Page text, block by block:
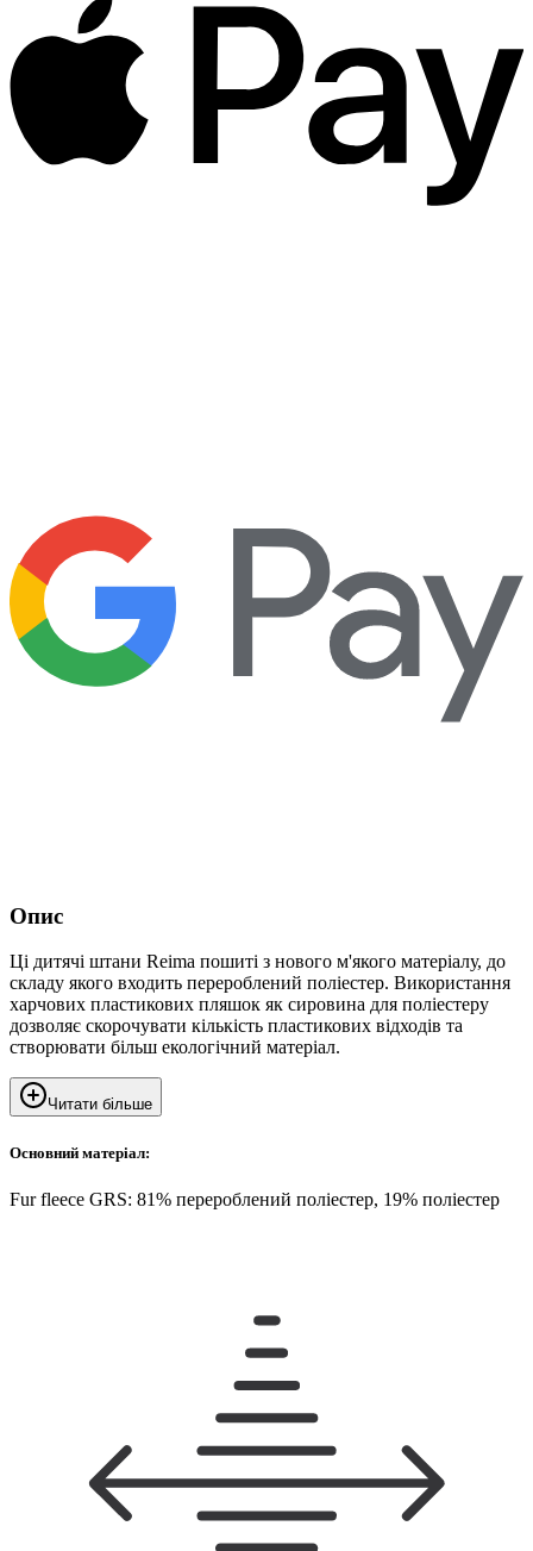
Опис
Ці дитячі штани Reima пошиті з нового м'якого матеріалу, до
складу якого входить перероблений поліестер. Використання
харчових пластикових пляшок як сировина для поліестеру
дозволяє скорочувати кількість пластикових відходів та
створювати більш екологічний матеріал.
Читати більше
Основний матеріал:
Fur fleece GRS: 81% перероблений поліестер, 19% поліестер